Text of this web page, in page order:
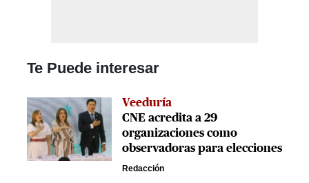
Te Puede interesar
Veeduría
CNE acredita a 29
organizaciones como
observadoras para elecciones
Redacción